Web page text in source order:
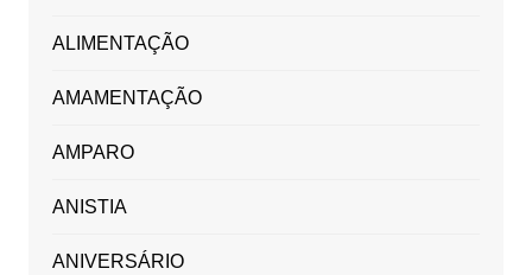
ALIMENTAÇÃO
AMAMENTAÇÃO
AMPARO
ANISTIA
ANIVERSÁRIO